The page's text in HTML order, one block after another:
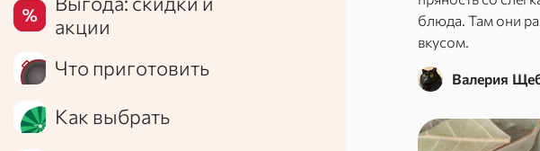
акции
Что приготовить
Как выбрать
блюда. Там они
вкусом.
Валерия